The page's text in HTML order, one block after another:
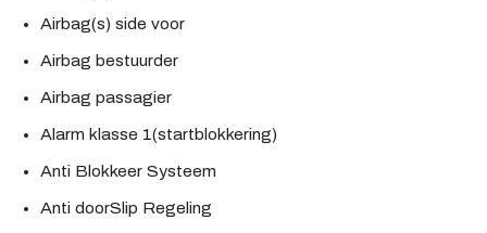
Airbag(s) side voor
Airbag bestuurder
Airbag passagier
Alarm klasse 1(startblokkering)
Anti Blokkeer Systeem
Anti doorSlip Regeling